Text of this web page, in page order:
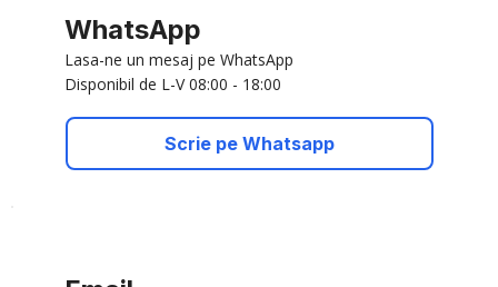
WhatsApp
Lasa-ne un mesaj pe WhatsApp
Disponibil de L-V 08:00 - 18:00
Scrie pe Whatsapp